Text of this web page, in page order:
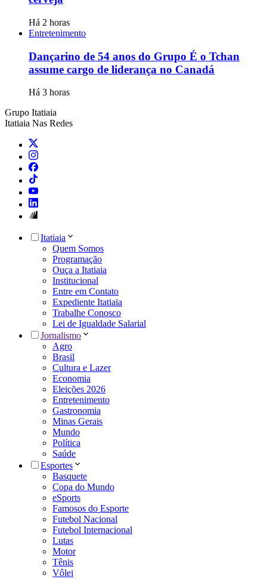
Há 2 horas
Entretenimento
Dançarino de 54 anos do Grupo É o Tchan
assume cargo de liderança no Canadá
Há 3 horas
Grupo Itatiaia
Itatiaia Nas Redes
Itatiaia
Quem Somos
Programação
Ouça a Itatiaia
Institucional
Entre em Contato
Expediente Itatiaia
Trabalhe Conosco
Lei de Igualdade Salarial
Jornalismo
Agro
Brasil
Cultura e Lazer
Economia
Eleições 2026
Entretenimento
Gastronomia
Minas Gerais
Mundo
Política
Saúde
Esportes
Basquete
Copa do Mundo
eSports
Famosos do Esporte
Futebol Nacional
Futebol Internacional
Lutas
Motor
Tênis
Vôlei